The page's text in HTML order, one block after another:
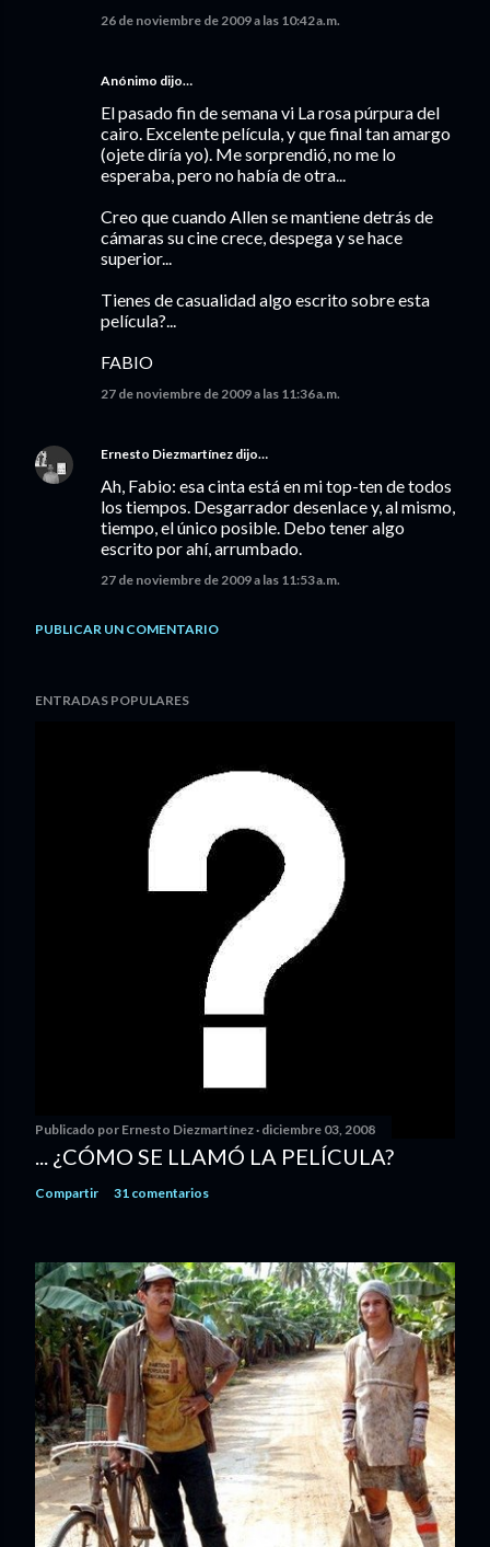
26 de noviembre de 2009 a las 10:42 a.m.
Anónimo dijo…
El pasado fin de semana vi La rosa púrpura del
cairo. Excelente película, y que final tan amargo
(ojete diría yo). Me sorprendió, no me lo
esperaba, pero no había de otra...
Creo que cuando Allen se mantiene detrás de
cámaras su cine crece, despega y se hace
superior...
Tienes de casualidad algo escrito sobre esta
película?...
FABIO
27 de noviembre de 2009 a las 11:36 a.m.
Ernesto Diezmartínez dijo…
Ah, Fabio: esa cinta está en mi top-ten de todos
los tiempos. Desgarrador desenlace y, al mismo,
tiempo, el único posible. Debo tener algo
escrito por ahí, arrumbado.
27 de noviembre de 2009 a las 11:53 a.m.
PUBLICAR UN COMENTARIO
ENTRADAS POPULARES
Publicado por Ernesto Diezmartínez diciembre 03, 2008
... ¿CÓMO SE LLAMÓ LA PELÍCULA?
Compartir 31 comentarios